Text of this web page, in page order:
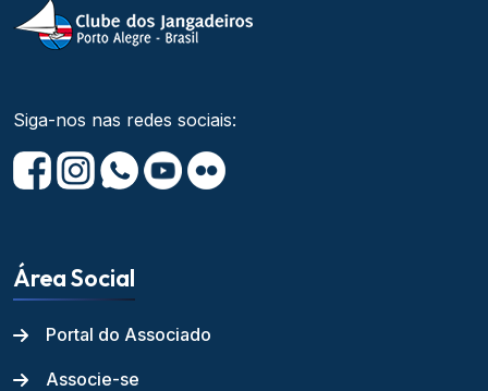
Siga-nos nas redes sociais:
Área Social
Portal do Associado
Associe-se